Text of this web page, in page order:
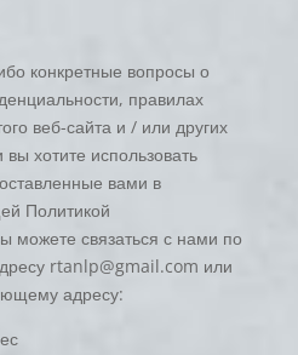
конкретные вопросы о
правилах
веб-сайта и / или других
хотите использовать
вами в
Политикой
можете связаться с нами по
rtanlp@gmail.com или
адресу: